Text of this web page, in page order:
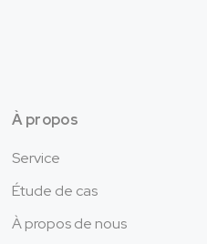
À propos
Service
Étude de cas
À propos de nous